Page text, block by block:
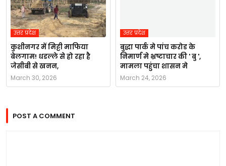
उत्तर प्रदेश
कुशीनगर में मिट्टी माफिया
बेलगाम! धडल्ले से हो रहा है
जेसीबी से खनन,
March 30, 2026
उत्तर प्रदेश
बुद्धा पार्क मे पांच करोड के
निमार्ण मे भ्रष्टाचार की ' बु ',
मामला पहुंचा शासन मे
March 24, 2026
POST A COMMENT